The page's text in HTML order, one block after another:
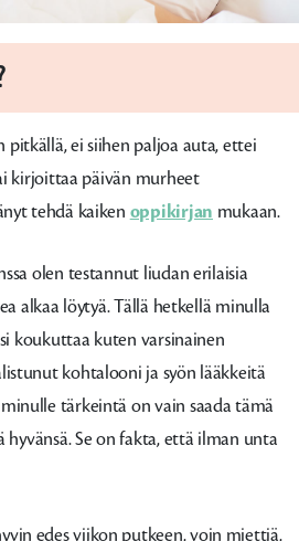
ei siihen paljoa auta, ettei
kirjoittaa päivän murheet
tehdä kaiken oppikirjan mukaan.
olen testannut liudan erilaisia
alkaa löytyä. Tällä hetkellä minulla
koukuttaa kuten varsinainen
kohtalooni ja syön lääkkeitä
tärkeintä on vain saada tämä
Se on fakta, että ilman unta
edes viikon putkeen, voin miettiä,